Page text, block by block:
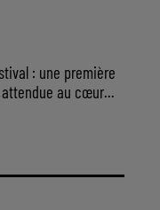
: une première
au cœur...